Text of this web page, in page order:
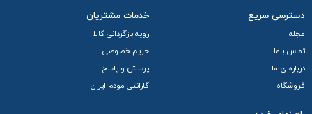
دسترسی سریع
مجله
تماس باما
درباره ی ما
فروشگاه
خدمات مشتریان
رویه بازگردانی کالا
حریم خصوصی
پرسش و پاسخ
گارانتی مودم ایران